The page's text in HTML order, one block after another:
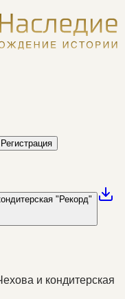
Регистрация
и кондитерская